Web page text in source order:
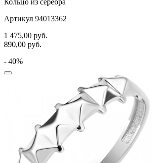
Кольцо из серебра
Артикул 94013362
1 475,00 руб.
890,00 руб.
- 40%